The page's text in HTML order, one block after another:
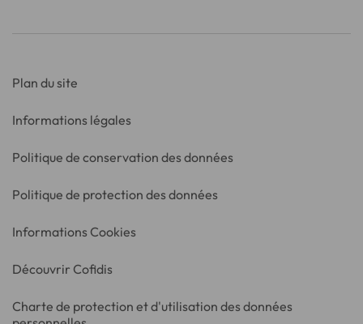
Plan du site
Informations légales
Politique de conservation des données
Politique de protection des données
Informations Cookies
Découvrir Cofidis
Charte de protection et d'utilisation des données